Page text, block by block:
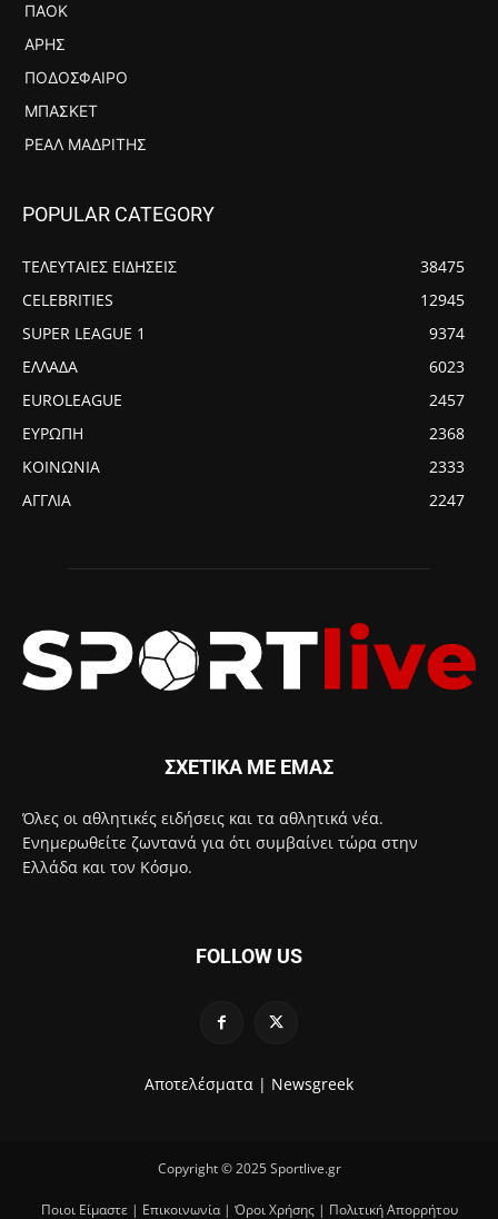
ΠΑΟΚ
ΆΡΗΣ
ΠΟΔΌΣΦΑΙΡΟ
ΜΠΆΣΚΕΤ
ΡΕΆΛ ΜΑΔΡΊΤΗΣ
POPULAR CATEGORY
ΤΕΛΕΥΤΑΙΕΣ ΕΙΔΗΣΕΙΣ
38475
CELEBRITIES
12945
SUPER LEAGUE 1
9374
ΕΛΛΑΔΑ
6023
EUROLEAGUE
2457
ΕΥΡΩΠΗ
2368
ΚΟΙΝΩΝΙΑ
2333
ΑΓΓΛΙΑ
2247
ΣΧΕΤΙΚΑ ΜΕ ΕΜΑΣ
Όλες οι αθλητικές ειδήσεις και τα αθλητικά νέα.
Ενημερωθείτε ζωντανά για ότι συμβαίνει τώρα στην
Ελλάδα και τον Κόσμο.
FOLLOW US
Αποτελέσματα | Newsgreek
Copyright © 2025 Sportlive.gr
Ποιοι Είμαστε| Επικοινωνία| Όροι Χρήσης| Πολιτική Απορρήτου